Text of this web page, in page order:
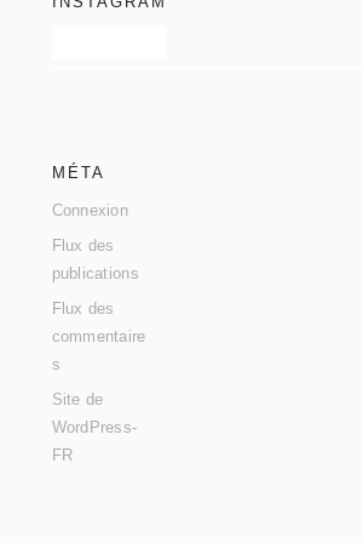
MÉTA
Connexion
Flux des
publications
Flux des
commentaire
s
Site de
WordPress-
FR